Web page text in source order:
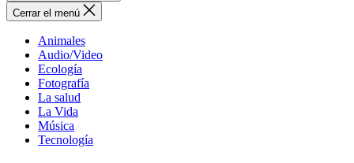
Cerrar el menú
Animales
Audio/Video
Ecología
Fotografía
La salud
La Vida
Música
Tecnología